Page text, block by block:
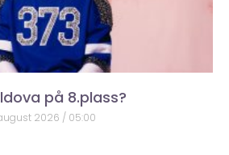
på 8.plass?
2026 05:00